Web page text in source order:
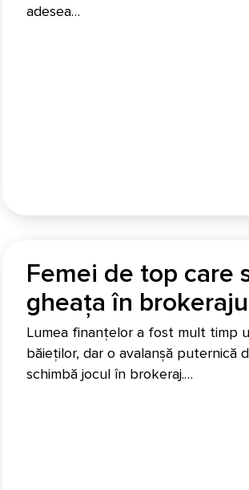
adesea…
Femei de top care
gheața în
Lumea finanțelor a fost mult timp
băieților, dar o avalanșă puternică
schimbă jocul în brokeraj.…